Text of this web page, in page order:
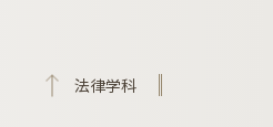
法律学科